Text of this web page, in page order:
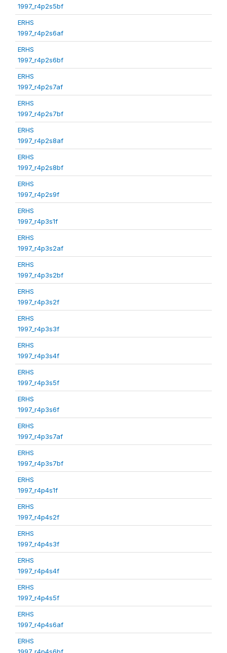
1997_r4p2s5bf
ERHS
1997_r4p2s6af
ERHS
1997_r4p2s6bf
ERHS
1997_r4p2s7af
ERHS
1997_r4p2s7bf
ERHS
1997_r4p2s8af
ERHS
1997_r4p2s8bf
ERHS
1997_r4p2s9f
ERHS
1997_r4p3s1f
ERHS
1997_r4p3s2af
ERHS
1997_r4p3s2bf
ERHS
1997_r4p3s2f
ERHS
1997_r4p3s3f
ERHS
1997_r4p3s4f
ERHS
1997_r4p3s5f
ERHS
1997_r4p3s6f
ERHS
1997_r4p3s7af
ERHS
1997_r4p3s7bf
ERHS
1997_r4p4s1f
ERHS
1997_r4p4s2f
ERHS
1997_r4p4s3f
ERHS
1997_r4p4s4f
ERHS
1997_r4p4s5f
ERHS
1997_r4p4s6af
ERHS
1997_r4p4s6bf